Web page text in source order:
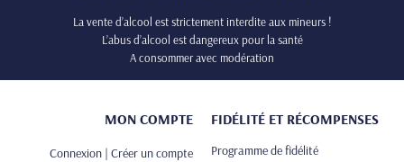
La vente d’alcool est strictement interdite aux mineurs !
L’abus d’alcool est dangereux pour la santé
A consommer avec modération
MON COMPTE
Connexion | Créer un compte
FIDÉLITÉ ET RÉCOMPENSES
Programme de fidélité